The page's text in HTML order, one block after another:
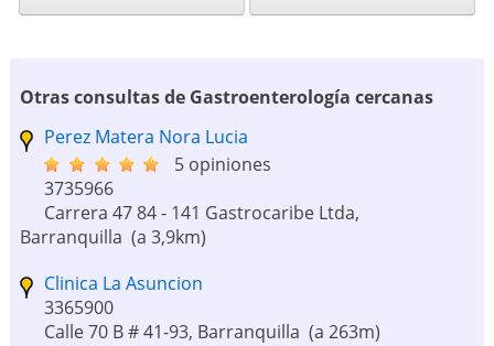
Otras consultas de Gastroenterología cercanas
Perez Matera Nora Lucia
5 opiniones
3735966
Carrera 47 84 - 141 Gastrocaribe Ltda,
Barranquilla (a 3,9km)
Clinica La Asuncion
3365900
Calle 70 B # 41-93, Barranquilla (a 263m)